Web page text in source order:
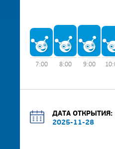
7:00 8:00 9:00
ДАТА ОТКРЫТИЯ:
2025-11-28